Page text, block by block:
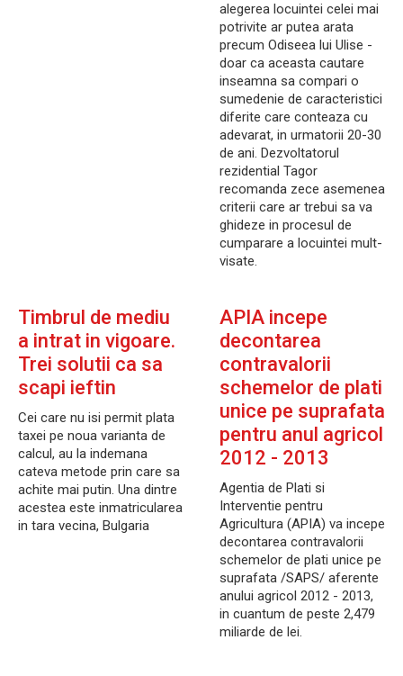
alegerea locuintei celei mai
potrivite ar putea arata
precum Odiseea lui Ulise -
doar ca aceasta cautare
inseamna sa compari o
sumedenie de caracteristici
diferite care conteaza cu
adevarat, in urmatorii 20-30
de ani. Dezvoltatorul
rezidential Tagor
recomanda zece asemenea
criterii care ar trebui sa va
ghideze in procesul de
cumparare a locuintei mult-
visate.
Timbrul de mediu
a intrat in vigoare.
Trei solutii ca sa
scapi ieftin
Cei care nu isi permit plata
taxei pe noua varianta de
calcul, au la indemana
cateva metode prin care sa
achite mai putin. Una dintre
acestea este inmatricularea
in tara vecina, Bulgaria
APIA incepe
decontarea
contravalorii
schemelor de plati
unice pe suprafata
pentru anul agricol
2012 - 2013
Agentia de Plati si
Interventie pentru
Agricultura (APIA) va incepe
decontarea contravalorii
schemelor de plati unice pe
suprafata /SAPS/ aferente
anului agricol 2012 - 2013,
in cuantum de peste 2,479
miliarde de lei.